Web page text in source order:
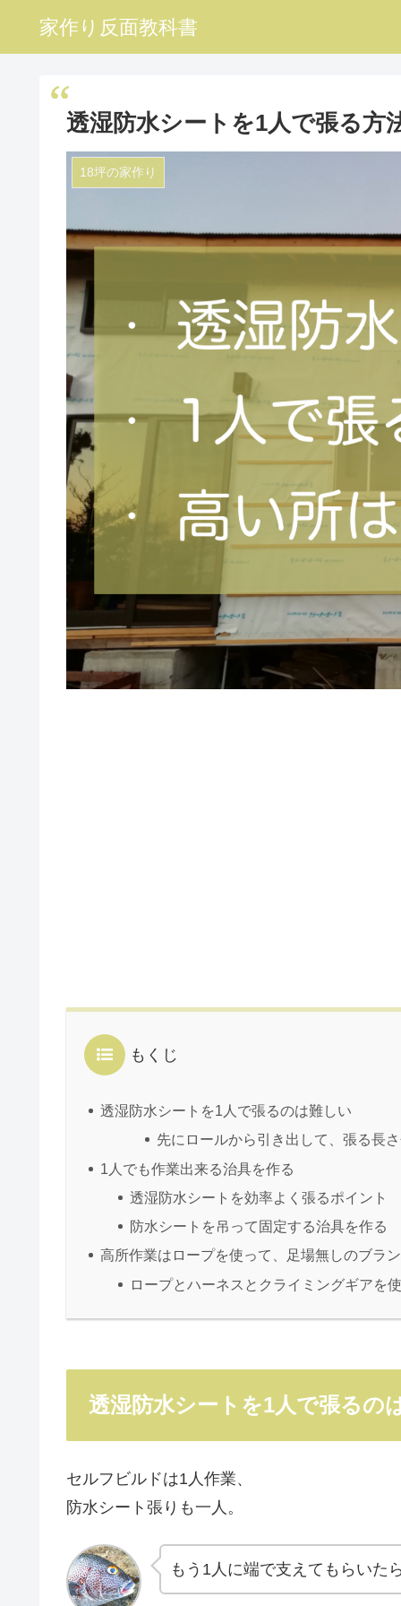
家作り反面教科書
透湿防水シートを1人で張る方
18坪の家作り
もくじ
透湿防水シートを1人で張るのは難しい
先にロールから引き出して、張る長
1人でも作業出来る治具を作る
透湿防水シートを効率よく張るポイント
防水シートを吊って固定する治具を作る
高所作業はロープを使って、足場無しのブラ
ロープとハーネスとクライミングギアを
透湿防水シートを1人で張るの
セルフビルドは1人作業、
防水シート張りも一人。
もう1人に端で支えてもらいた